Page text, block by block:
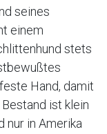
seines
einem
stets
Hand, damit
ist klein
nur in Amerika